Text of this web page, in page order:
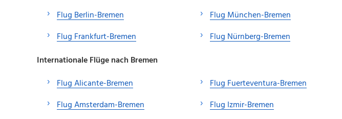
Flug Berlin-Bremen
Flug Frankfurt-Bremen
Flug München-Bremen
Flug Nürnberg-Bremen
Internationale Flüge nach Bremen
Flug Alicante-Bremen
Flug Amsterdam-Bremen
Flug Fuerteventura-Bremen
Flug Izmir-Bremen